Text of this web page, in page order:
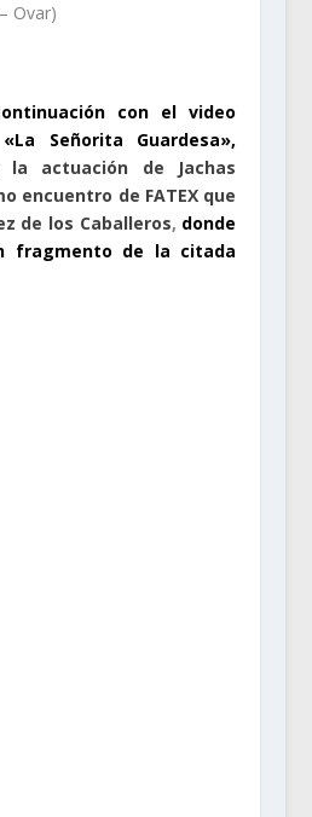
Ovar)
con el video
Señorita Guardesa»,
la actuación de Jachas
encuentro de FATEX que
de los Caballeros, donde
fragmento de la citada